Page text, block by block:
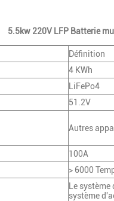
5.5kw 220V LFP Batterie
Définition
4 KWh
LiFePo4
51.2V
Autres
100A
> 6000
Le
système